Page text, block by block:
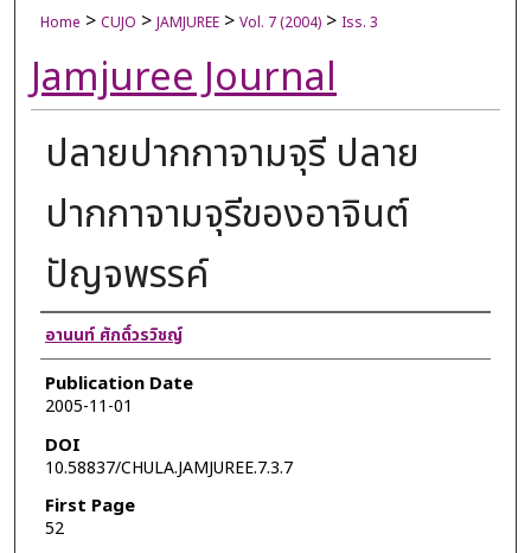
Home > CUJO > JAMJUREE > Vol. 7 (2004) > Iss. 3
Jamjuree Journal
ปลายปากกาจามจุรี ปลาย
ปากกาจามจุรีของอาจินต์
ปัญจพรรค์
Authors
อานนท์ ศักดิ์วรวิชญ์
Publication Date
2005-11-01
DOI
10.58837/CHULA.JAMJUREE.7.3.7
First Page
52